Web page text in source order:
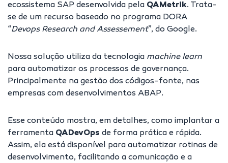
ecossistema SAP desenvolvida pela QAMetrik. Trata-
se de um recurso baseado no programa DORA
“Devops Research and Assessement”, do Google.
Nossa solução utiliza da tecnologia machine learn
para automatizar os processos de governança.
Principalmente na gestão dos códigos-fonte, nas
empresas com desenvolvimentos ABAP.
Esse conteúdo mostra, em detalhes, como implantar a
ferramenta QADevOps de forma prática e rápida.
Assim, ela está disponível para automatizar rotinas de
desenvolvimento, facilitando a comunicação e a